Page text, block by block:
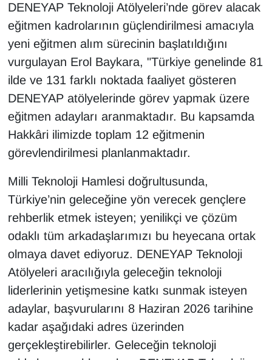
DENEYAP Teknoloji Atölyeleri’nde görev alacak
eğitmen kadrolarının güçlendirilmesi amacıyla
yeni eğitmen alım sürecinin başlatıldığını
vurgulayan Erol Baykara, "Türkiye genelinde 81
ilde ve 131 farklı noktada faaliyet gösteren
DENEYAP atölyelerinde görev yapmak üzere
eğitmen adayları aranmaktadır. Bu kapsamda
Hakkâri ilimizde toplam 12 eğitmenin
görevlendirilmesi planlanmaktadır.
Milli Teknoloji Hamlesi doğrultusunda,
Türkiye’nin geleceğine yön verecek gençlere
rehberlik etmek isteyen; yenilikçi ve çözüm
odaklı tüm arkadaşlarımızı bu heyecana ortak
olmaya davet ediyoruz. DENEYAP Teknoloji
Atölyeleri aracılığıyla geleceğin teknoloji
liderlerinin yetişmesine katkı sunmak isteyen
adaylar, başvurularını 8 Haziran 2026 tarihine
kadar aşağıdaki adres üzerinden
gerçekleştirebilirler. Geleceğin teknoloji
VAN'DA SPOR
Vasıta
YAŞAM
YEREL